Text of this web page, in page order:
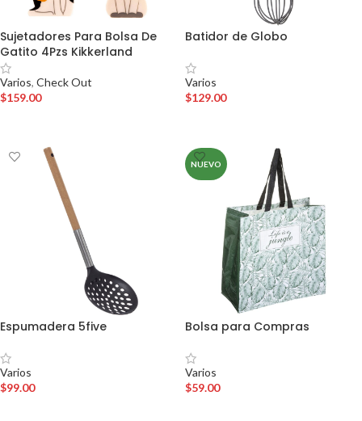
Sujetadores Para Bolsa De
Gatito 4Pzs Kikkerland
Varios, Check Out
$159.00
Batidor de Globo
Varios
$129.00
Espumadera 5five
Varios
$99.00
NUEVO
Bolsa para Compras
Varios
$59.00